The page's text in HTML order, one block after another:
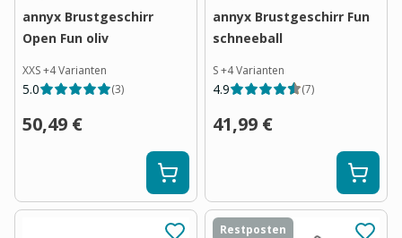
annyx Brustgeschirr
Open Fun oliv
XXS+4Varianten
5.0 (3)
50,49 €
annyx Brustgeschirr Fun
schneeball
S+4Varianten
4.9 (7)
41,99 €
Restposten